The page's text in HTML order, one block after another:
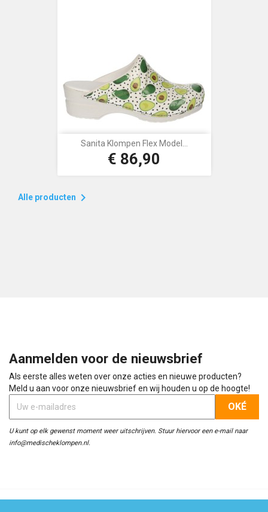
Sanita Klompen Flex Model...
Prijs
€ 86,90
Alle producten 
Aanmelden voor de nieuwsbrief
Als eerste alles weten over onze acties en nieuwe producten?
Meld u aan voor onze nieuwsbrief en wij houden u op de hoogte!
U kunt op elk gewenst moment weer uitschrijven. Stuur hiervoor een e-mail naar
info@medischeklompen.nl.